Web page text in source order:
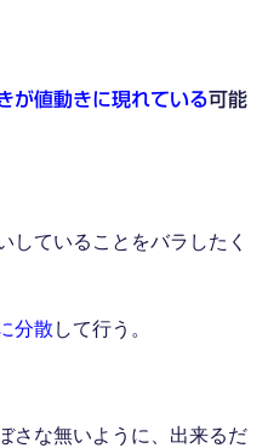
が値動きに現れている可能
していることをバラしたく
分散 して行う。
さな無いように、出来るだ